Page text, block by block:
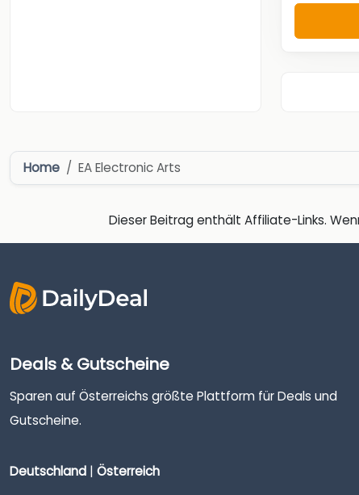
Home EA Electronic Arts
Dieser Beitrag enthält Affiliate-Links.
Deals & Gutscheine
Sparen auf Österreichs größte Plattform für Deals und
Gutscheine.
Deutschland | Österreich